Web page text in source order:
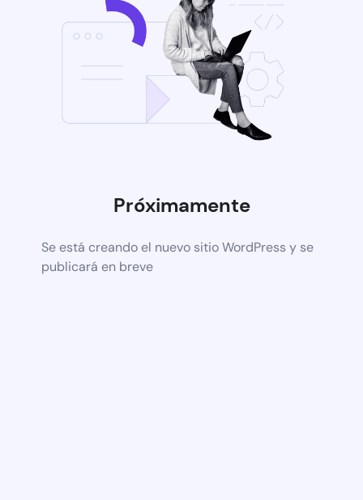
Próximamente
Se está creando el nuevo sitio WordPress y se
publicará en breve